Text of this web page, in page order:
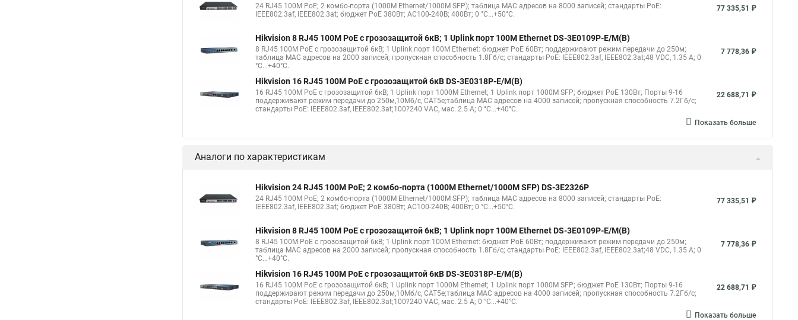
24 RJ45 100M PoE; 2 комбо-порта (1000М Ethernet/1000M SFP); таблица MAC адресов на 8000 записей; стандарты PoE:
IEEE802.3af, IEEE802.3at; бюджет PoE 380Вт; AC100-240В; 400Вт; 0 °C...+50°C.
77 335,51 ₽
Hikvision 8 RJ45 100M PoE с грозозащитой 6кВ; 1 Uplink порт 100М Ethernet DS-3E0109P-E/M(B)
8 RJ45 100M PoE с грозозащитой 6кВ; 1 Uplink порт 100М Ethernet: бюджет PoE 60Вт; поддерживают режим передачи до 250м;
таблица MAC адресов на 2000 записей; пропускная способность 1.8Гб/с; стандарты PoE: IEEE802.3af, IEEE802.3at;48 VDC, 1.35 A; 0
°C...+40°C.
7 778,36 ₽
Hikvision 16 RJ45 100M PoE с грозозащитой 6кВ DS-3E0318P-E/M(B)
16 RJ45 100M PoE с грозозащитой 6кВ; 1 Uplink порт 1000М Ethernet; 1 Uplink порт 1000М SFP; бюджет PoE 130Вт; Порты 9-16
поддерживают режим передачи до 250м,10Мб/с, CAT5e;таблица MAC адресов на 4000 записей; пропускная способность 7.2Гб/с;
стандарты PoE: IEEE802.3af, IEEE802.3at;100?240 VAC, мас. 2.5 A; 0 °C...+40°C.
22 688,71 ₽
Показать больше
Аналоги по характеристикам
Hikvision 24 RJ45 100M PoE; 2 комбо-порта (1000М Ethernet/1000M SFP) DS-3E2326P
24 RJ45 100M PoE; 2 комбо-порта (1000М Ethernet/1000M SFP); таблица MAC адресов на 8000 записей; стандарты PoE:
IEEE802.3af, IEEE802.3at; бюджет PoE 380Вт; AC100-240В; 400Вт; 0 °C...+50°C.
77 335,51 ₽
Hikvision 8 RJ45 100M PoE с грозозащитой 6кВ; 1 Uplink порт 100М Ethernet DS-3E0109P-E/M(B)
8 RJ45 100M PoE с грозозащитой 6кВ; 1 Uplink порт 100М Ethernet: бюджет PoE 60Вт; поддерживают режим передачи до 250м;
таблица MAC адресов на 2000 записей; пропускная способность 1.8Гб/с; стандарты PoE: IEEE802.3af, IEEE802.3at;48 VDC, 1.35 A; 0
°C...+40°C.
7 778,36 ₽
Hikvision 16 RJ45 100M PoE с грозозащитой 6кВ DS-3E0318P-E/M(B)
16 RJ45 100M PoE с грозозащитой 6кВ; 1 Uplink порт 1000М Ethernet; 1 Uplink порт 1000М SFP; бюджет PoE 130Вт; Порты 9-16
поддерживают режим передачи до 250м,10Мб/с, CAT5e;таблица MAC адресов на 4000 записей; пропускная способность 7.2Гб/с;
стандарты PoE: IEEE802.3af, IEEE802.3at;100?240 VAC, мас. 2.5 A; 0 °C...+40°C.
22 688,71 ₽
Показать больше